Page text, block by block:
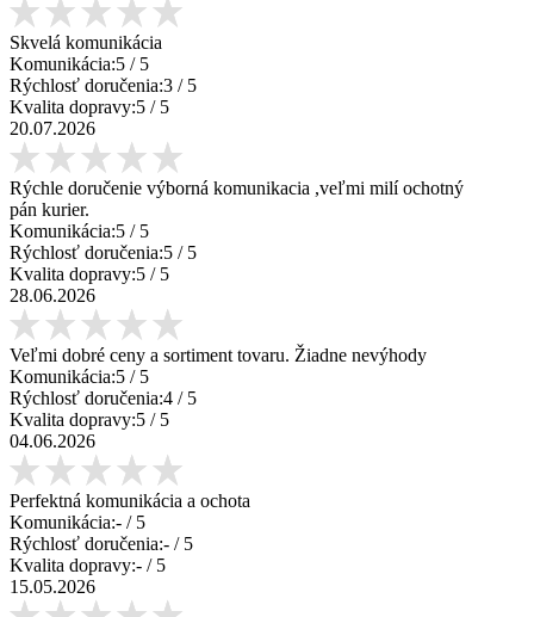
Skvelá komunikácia
Komunikácia:5 / 5
Rýchlosť doručenia:3 / 5
Kvalita dopravy:5 / 5
20.07.2026
Rýchle doručenie výborná komunikacia ,veľmi milí ochotný
pán kurier.
Komunikácia:5 / 5
Rýchlosť doručenia:5 / 5
Kvalita dopravy:5 / 5
28.06.2026
Veľmi dobré ceny a sortiment tovaru. Žiadne nevýhody
Komunikácia:5 / 5
Rýchlosť doručenia:4 / 5
Kvalita dopravy:5 / 5
04.06.2026
Perfektná komunikácia a ochota
Komunikácia:- / 5
Rýchlosť doručenia:- / 5
Kvalita dopravy:- / 5
15.05.2026